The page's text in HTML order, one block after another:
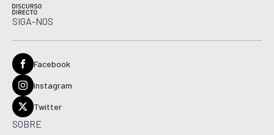
SIGA-NOS
Facebook
Instagram
Twitter
SOBRE